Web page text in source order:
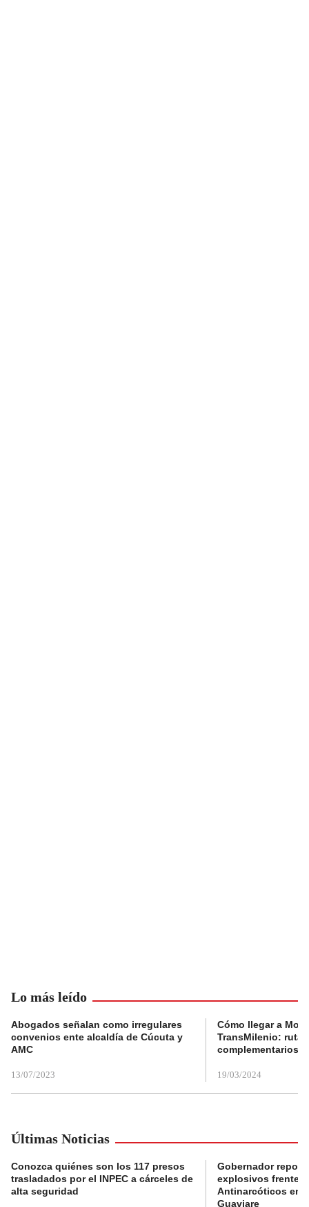
Lo más leído
Abogados señalan como irregulares
convenios ente alcaldía de Cúcuta y
AMC
13/07/2023
Cómo llegar a
TransMilenio:
complementarios
19/03/2024
Últimas Noticias
Conozca quiénes son los 117 presos
trasladados por el INPEC a cárceles de
alta seguridad
Gobernador
explosivos frente a
Antinarcóticos en
Guaviare